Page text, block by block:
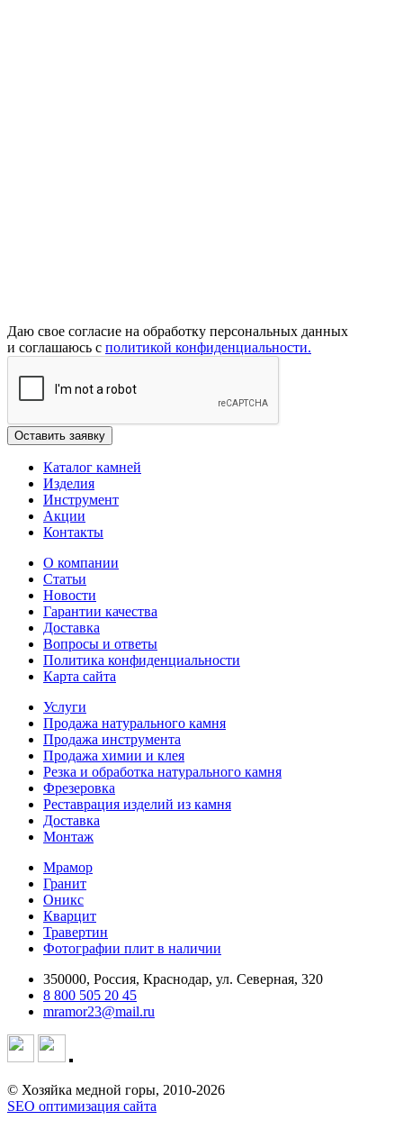
Даю свое согласие на обработку персональных данных
и соглашаюсь с политикой конфиденциальности.
Каталог камней
Изделия
Инструмент
Акции
Контакты
О компании
Статьи
Новости
Гарантии качества
Доставка
Вопросы и ответы
Политика конфиденциальности
Карта сайта
Услуги
Продажа натурального камня
Продажа инструмента
Продажа химии и клея
Резка и обработка натурального камня
Фрезеровка
Реставрация изделий из камня
Доставка
Монтаж
Мрамор
Гранит
Оникс
Кварцит
Травертин
Фотографии плит в наличии
350000, Россия, Краснодар, ул. Северная, 320
8 800 505 20 45
mramor23@mail.ru
© Хозяйка медной горы, 2010-2026
SEO оптимизация сайта